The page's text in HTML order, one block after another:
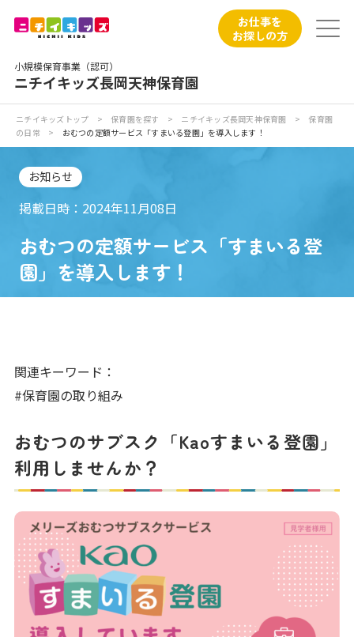
小規模保育事業（認可）
ニチイキッズ長岡天神保育園
お仕事を
お探しの方
ニチイが大切にしていること
お食事
入園の概要
写真販売サービス
お仕事をお探しの方
よくあるご質問
保育園に関するお問い合わせ
プライバシーポリシー サイトのご利用について
サイトマップ ニチイ学館オフィシャルサイト
ニチイキッズトップ > 保育園を探す > ニチイキッズ長岡天神保育園 >
保育園
の日常
> おむつの定額サービス「すまいる登園」を導入します！
お知らせ
掲載日時：2024年11月08日
おむつの定額サービス「すまいる登
園」を導入します！
関連キーワード：
#保育園の取り組み
おむつのサブスク「Kaoすまいる登園」
利用しませんか？